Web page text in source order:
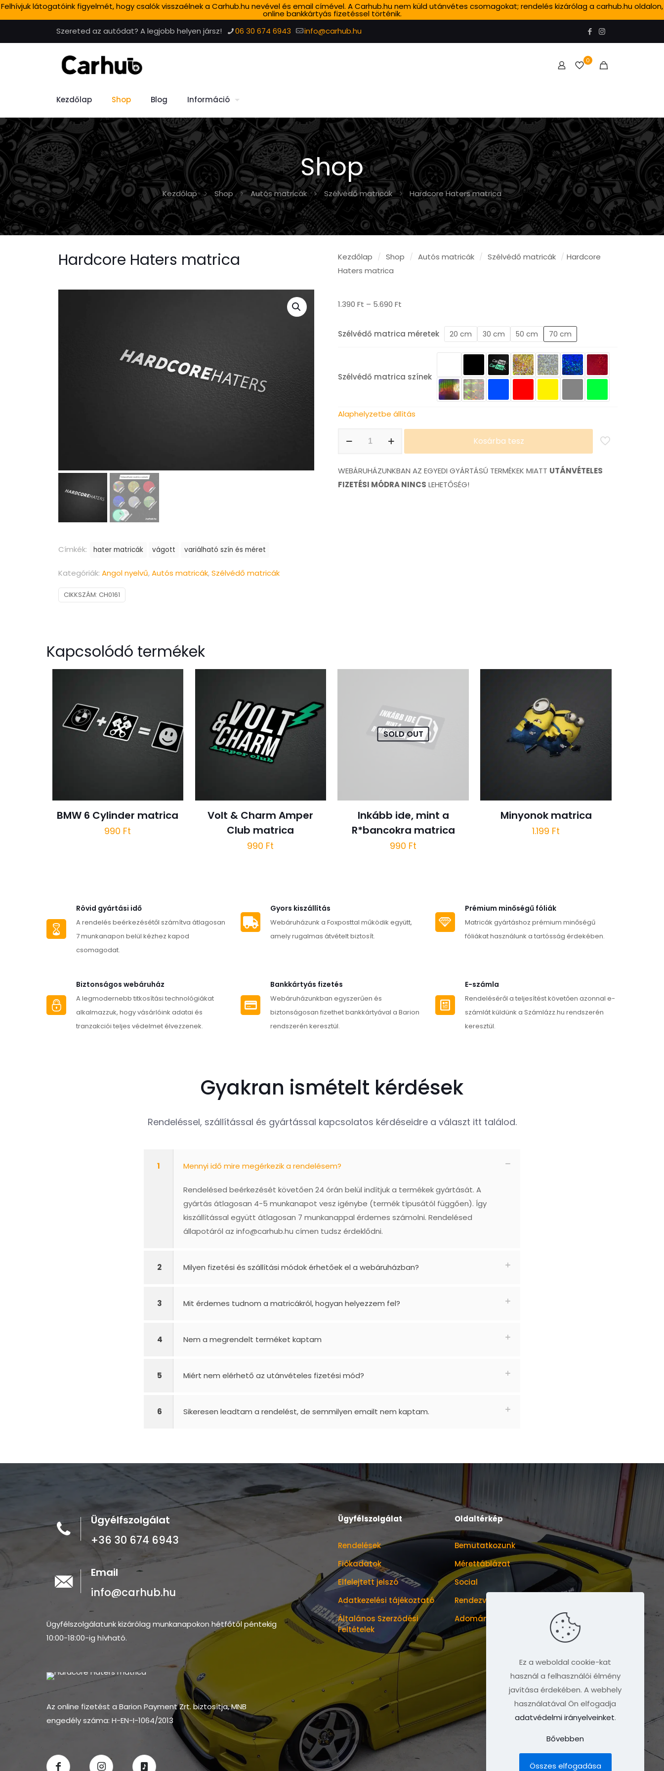
Felhívjuk látogatóink figyelmét, hogy csalók visszaélnek a Carhub.hu nevével és email címével. A Carhub.hu nem küld utánvétes csomagokat; rendelés kizárólag a carhub.hu oldalon,
online bankkártyás fizetéssel történik.
Szereted az autódat? A legjobb helyen jársz!
06 30 674 6943 info@carhub.hu
0
Kezdőlap Shop Blog Információ
Shop
Kezdőlap Shop Autós matricák Szélvédő matricák Hardcore Haters matrica
Hardcore Haters matrica
Címkék: hater matricák vágott variálható szín és méret
Kategóriák: Angol nyelvű,Autós matricák,Szélvédő matricák
CIKKSZÁM: CH0161
Kezdőlap / Shop / Autós matricák / Szélvédő matricák / Hardcore
Haters matrica
1.390 Ft – 5.690 Ft
-
Szélvédő matrica méretek 20 cm 30 cm 50 cm 70 cm
Szélvédő matrica színek
Alaphelyzetbe állítás
mennyiség
Kosárba tesz
WEBÁRUHÁZUNKBAN AZ EGYEDI GYÁRTÁSÚ TERMÉKEK MIATT UTÁNVÉTELES
FIZETÉSI MÓDRA NINCS LEHETŐSÉG!
Kapcsolódó termékek
BMW 6 Cylinder matrica
990 Ft
Volt & Charm Amper
Club matrica
990 Ft
SOLD OUT
Inkább ide, mint a
R*bancokra matrica
990 Ft
Minyonok matrica
1.199 Ft
Rövid gyártási idő
A rendelés beérkezésétől számítva átlagosan
7 munkanapon belül kézhez kapod
csomagodat.
Gyors kiszállítás
Webáruházunk a Foxposttal működik együtt,
amely rugalmas átvételt biztosít.
Prémium minőségű fóliák
Matricák gyártáshoz prémium minőségű
fóliákat használunk a tartósság érdekében.
Biztonságos webáruház
A legmodernebb titkosítási technológiákat
alkalmazzuk, hogy vásárlóink adatai és
tranzakciói teljes védelmet élvezzenek.
Bankkártyás fizetés
Webáruházunkban egyszerűen és
biztonságosan fizethet bankkártyával a Barion
rendszerén keresztül.
E-számla
Rendeléséről a teljesítést követően azonnal e-
számlát küldünk a Számlázz.hu rendszerén
keresztül.
Gyakran ismételt kérdések
Rendeléssel, szállítással és gyártással kapcsolatos kérdéseidre a választ itt találod.
1 Mennyi idő mire megérkezik a rendelésem?
Rendelésed beérkezését követően 24 órán belül indítjuk a termékek gyártását. A
gyártás átlagosan 4-5 munkanapot vesz igénybe (termék típusától függően). Így
kiszállítással együtt átlagosan 7 munkanappal érdemes számolni. Rendelésed
állapotáról az info@carhub.hu címen tudsz érdeklődni.
2 Milyen fizetési és szállítási módok érhetőek el a webáruházban?
3 Mit érdemes tudnom a matricákról, hogyan helyezzem fel?
4 Nem a megrendelt terméket kaptam
5 Miért nem elérhető az utánvételes fizetési mód?
6 Sikeresen leadtam a rendelést, de semmilyen emailt nem kaptam.
Ügyélfszolgálat
+36 30 674 6943
Email
info@carhub.hu
Ügyfélszolgálatunk kizárólag munkanapokon hétfőtől péntekig
10:00-18:00-ig hívható.
Az online fizetést a Barion Payment Zrt. biztosítja, MNB
engedély száma: H-EN-I-1064/2013
Ügyfélszolgálat
Rendelések
Fiókadatok
Elfelejtett jelszó
Adatkezelési tájékoztató
Általános Szerződési
Feltételek
Oldaltérkép
Bemutatkozunk
Mérettáblázat
Social
Rendezvények
Adománygyűjtések
Ez a weboldal cookie-kat
használ a felhasználói élmény
javítása érdekében. A webhely
használatával Ön elfogadja
adatvédelmi irányelveinket.
Bővebben
Összes elfogadása